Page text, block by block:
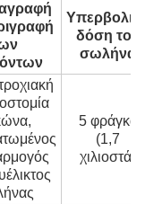
δόση του
σωλήνα
5 φράγκα
(1,7
χιλιοστά)